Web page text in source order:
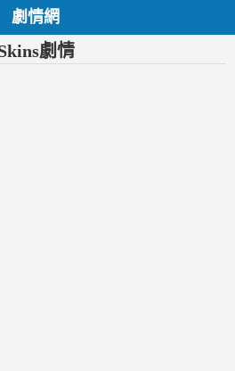
劇情網
劇情